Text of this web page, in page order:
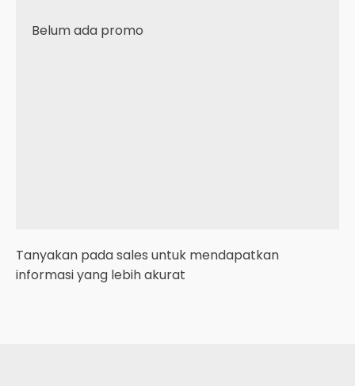
Belum ada promo
Tanyakan pada sales untuk mendapatkan
informasi yang lebih akurat